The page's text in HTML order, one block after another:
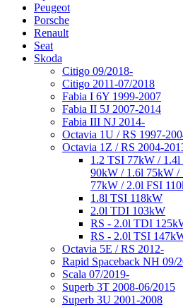
Peugeot
Porsche
Renault
Seat
Skoda
Citigo 09/2018-
Citigo 2011-07/2018
Fabia I 6Y 1999-2007
Fabia II 5J 2007-2014
Fabia III NJ 2014-
Octavia 1U / RS 1997-
Octavia 1Z / RS 2004-
1.2 TSI 77kW /
90kW / 1.6l 75kW
77kW / 2.0l FSI
1.8l TSI 118kW
2.0l TDI 103kW
RS - 2.0l TDI
RS - 2.0l TSI
Octavia 5E / RS 2012-
Rapid Spaceback NH 09/
Scala 07/2019-
Superb 3T 2008-06/2015
Superb 3U 2001-2008